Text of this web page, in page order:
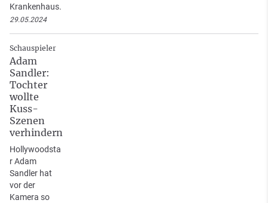
Krankenhaus.
29.05.2024
Schauspieler
Adam
Sandler:
Tochter
wollte
Kuss-
Szenen
verhindern
Hollywoodsta
r Adam
Sandler hat
vor der
Kamera so